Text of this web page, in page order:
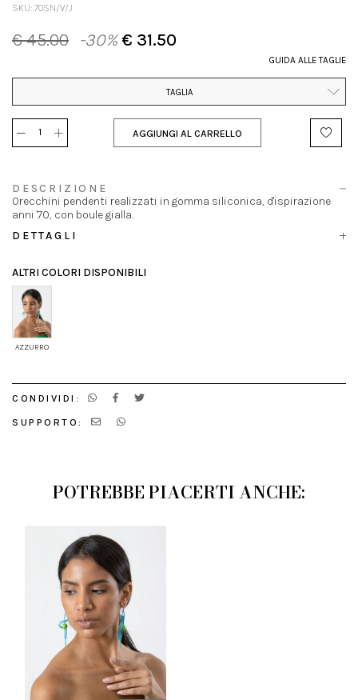
SKU: 70SN/V/J
€ 45.00 -30% € 31.50
GUIDA ALLE TAGLIE
TAGLIA
AGGIUNGI AL CARRELLO
DESCRIZIONE
Orecchini pendenti realizzati in gomma siliconica, d'ispirazione
anni '70, con boule gialla.
DETTAGLI
ALTRI COLORI DISPONIBILI
AZZURRO
CONDIVIDI:
SUPPORTO:
POTREBBE PIACERTI ANCHE: